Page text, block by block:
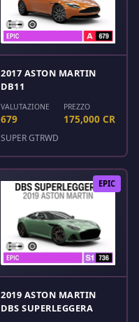
2017 ASTON MARTIN
DB11
VALUTAZIONE
679
PREZZO
175,000 CR
SUPER GTRWD
EPIC
2019 ASTON MARTIN
DBS SUPERLEGGERA